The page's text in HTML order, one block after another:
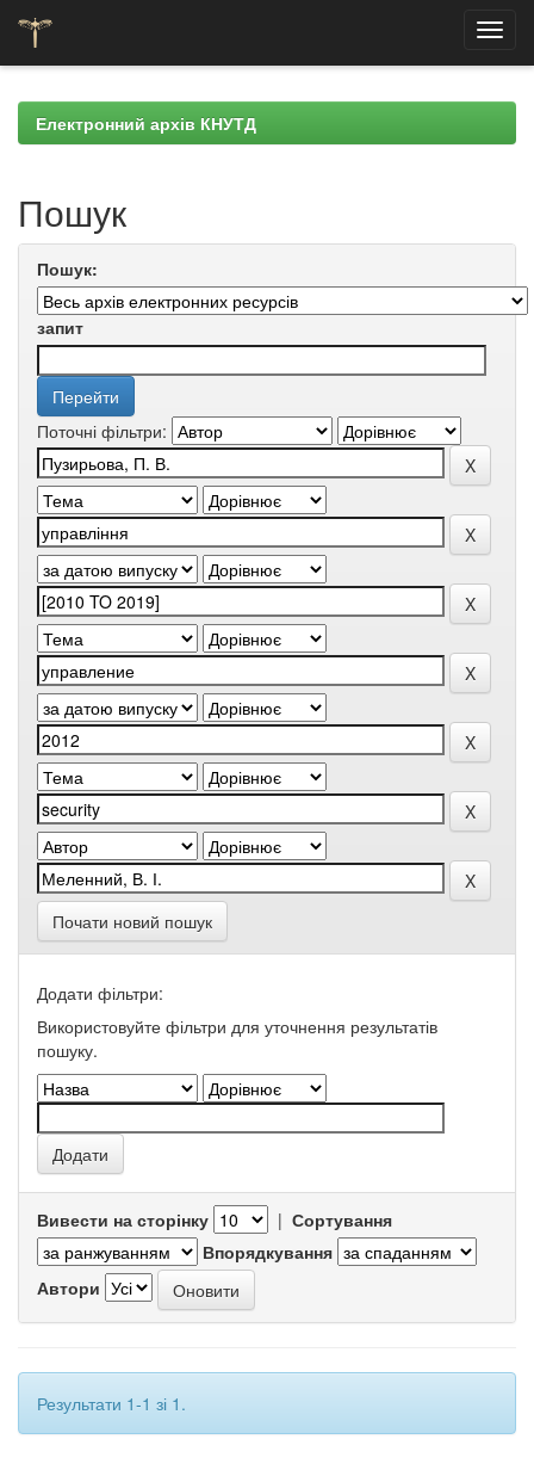
navigationЕлектронний архів КНУТД
Пошук
Пошук:
запит
Поточні фільтри:
Почати новий пошук
Додати фільтри:
Використовуйте фільтри для уточнення результатів
пошуку.
Вивести на сторінку | Сортування
Впорядкування
Автори
Результати 1-1 зі 1.